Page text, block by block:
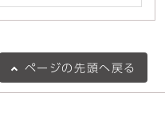
ページの 先頭へ戻る